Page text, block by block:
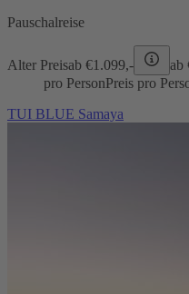
Pauschalreise
Alter Preisab €1.099,- ab
pro PersonPreis pro
TUI BLUE Samaya